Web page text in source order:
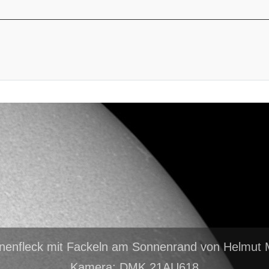
mit Fackeln am Sonnenrand von Helmut